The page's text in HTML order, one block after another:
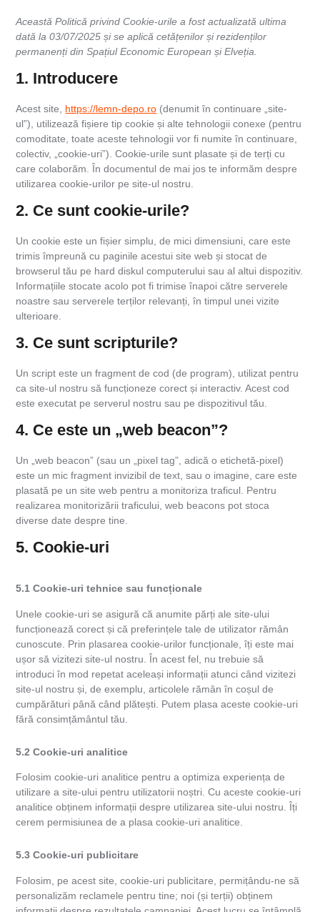
Această Politică privind Cookie-urile a fost actualizată ultima
dată la 03/07/2025 și se aplică cetățenilor și rezidenților
permanenți din Spațiul Economic European și Elveția.
1. Introducere
Acest site, https://lemn-depo.ro (denumit în continuare „site-
ul”), utilizează fișiere tip cookie și alte tehnologii conexe (pentru
comoditate, toate aceste tehnologii vor fi numite în continuare,
colectiv, „cookie-uri”). Cookie-urile sunt plasate și de terți cu
care colaborăm. În documentul de mai jos te informăm despre
utilizarea cookie-urilor pe site-ul nostru.
2. Ce sunt cookie-urile?
Un cookie este un fișier simplu, de mici dimensiuni, care este
trimis împreună cu paginile acestui site web și stocat de
browserul tău pe hard diskul computerului sau al altui dispozitiv.
Informațiile stocate acolo pot fi trimise înapoi către serverele
noastre sau serverele terților relevanți, în timpul unei vizite
ulterioare.
3. Ce sunt scripturile?
Un script este un fragment de cod (de program), utilizat pentru
ca site-ul nostru să funcționeze corect și interactiv. Acest cod
este executat pe serverul nostru sau pe dispozitivul tău.
4. Ce este un „web beacon”?
Un „web beacon” (sau un „pixel tag”, adică o etichetă-pixel)
este un mic fragment invizibil de text, sau o imagine, care este
plasată pe un site web pentru a monitoriza traficul. Pentru
realizarea monitorizării traficului, web beacons pot stoca
diverse date despre tine.
5. Cookie-uri
5.1 Cookie-uri tehnice sau funcționale
Unele cookie-uri se asigură că anumite părți ale site-ului
funcționează corect și că preferințele tale de utilizator rămân
cunoscute. Prin plasarea cookie-urilor funcționale, îți este mai
ușor să vizitezi site-ul nostru. În acest fel, nu trebuie să
introduci în mod repetat aceleași informații atunci când vizitezi
site-ul nostru și, de exemplu, articolele rămân în coșul de
cumpărături până când plătești. Putem plasa aceste cookie-uri
fără consimțământul tău.
5.2 Cookie-uri analitice
Folosim cookie-uri analitice pentru a optimiza experiența de
utilizare a site-ului pentru utilizatorii noștri. Cu aceste cookie-uri
analitice obținem informații despre utilizarea site-ului nostru. Îți
cerem permisiunea de a plasa cookie-uri analitice.
5.3 Cookie-uri publicitare
Folosim, pe acest site, cookie-uri publicitare, permițându-ne să
personalizăm reclamele pentru tine; noi (și terții) obținem